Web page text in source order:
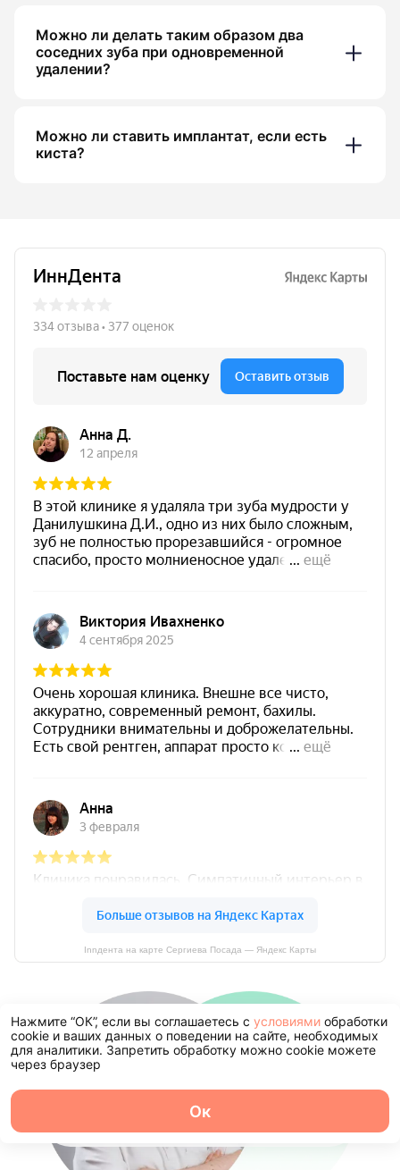
Можно ли делать таким образом два
соседних зуба при одновременной
удалении?
Можно ли ставить имплантат, если есть
киста?
Innдента на карте Сергиева Посада — Яндекс Карты
Нажмите “ОК”, если вы соглашаетесь с условиями обработки
cookie и ваших данных о поведении на сайте, необходимых
для аналитики. Запретить обработку можно cookie можете
через браузер
Ок